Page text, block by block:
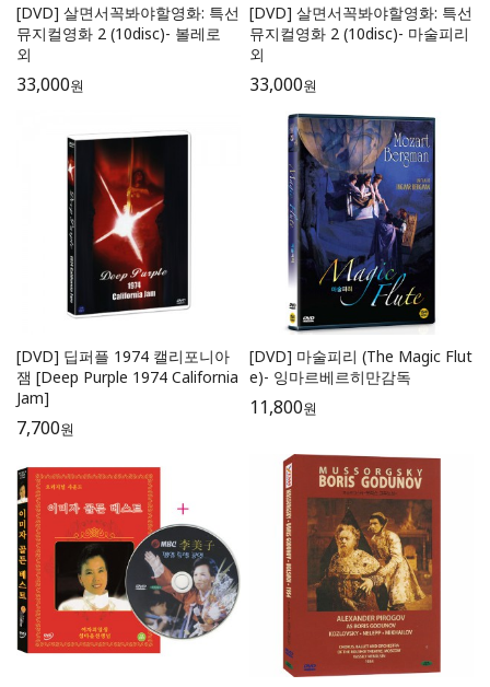
[DVD] 살면서꼭봐야할영화: 특선
뮤지컬영화 2 (10disc)- 볼레로
외
33,000원
[DVD] 살면서꼭봐야할영화: 특선
뮤지컬영화 2 (10disc)- 마술피리
외
33,000원
[DVD] 딥퍼플 1974 캘리포니아
잼 [Deep Purple 1974 California
Jam]
7,700원
[DVD] 마술피리 (The Magic Flut
e)- 잉마르베르히만감독
11,800원